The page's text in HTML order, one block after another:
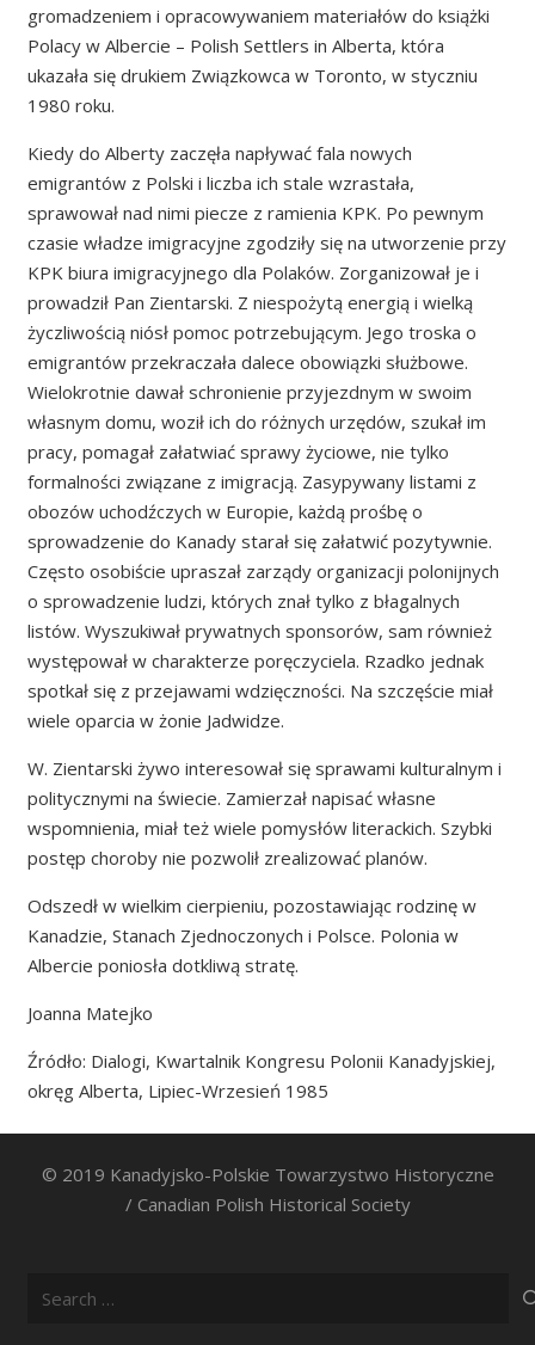
gromadzeniem i opracowywaniem materiałów do książki
Polacy w Albercie – Polish Settlers in Alberta, która
ukazała się drukiem Związkowca w Toronto, w styczniu
1980 roku.
Kiedy do Alberty zaczęła napływać fala nowych
emigrantów z Polski i liczba ich stale wzrastała,
sprawował nad nimi piecze z ramienia KPK. Po pewnym
czasie władze imigracyjne zgodziły się na utworzenie przy
KPK biura imigracyjnego dla Polaków. Zorganizował je i
prowadził Pan Zientarski. Z niespożytą energią i wielką
życzliwością niósł pomoc potrzebującym. Jego troska o
emigrantów przekraczała dalece obowiązki służbowe.
Wielokrotnie dawał schronienie przyjezdnym w swoim
własnym domu, woził ich do różnych urzędów, szukał im
pracy, pomagał załatwiać sprawy życiowe, nie tylko
formalności związane z imigracją. Zasypywany listami z
obozów uchodźczych w Europie, każdą prośbę o
sprowadzenie do Kanady starał się załatwić pozytywnie.
Często osobiście upraszał zarządy organizacji polonijnych
o sprowadzenie ludzi, których znał tylko z błagalnych
listów. Wyszukiwał prywatnych sponsorów, sam również
występował w charakterze poręczyciela. Rzadko jednak
spotkał się z przejawami wdzięczności. Na szczęście miał
wiele oparcia w żonie Jadwidze.
W. Zientarski żywo interesował się sprawami kulturalnym i
politycznymi na świecie. Zamierzał napisać własne
wspomnienia, miał też wiele pomysłów literackich. Szybki
postęp choroby nie pozwolił zrealizować planów.
Odszedł w wielkim cierpieniu, pozostawiając rodzinę w
Kanadzie, Stanach Zjednoczonych i Polsce. Polonia w
Albercie poniosła dotkliwą stratę.
Joanna Matejko
Źródło: Dialogi, Kwartalnik Kongresu Polonii Kanadyjskiej,
okręg Alberta, Lipiec-Wrzesień 1985
© 2019 Kanadyjsko-Polskie Towarzystwo Historyczne
/ Canadian Polish Historical Society